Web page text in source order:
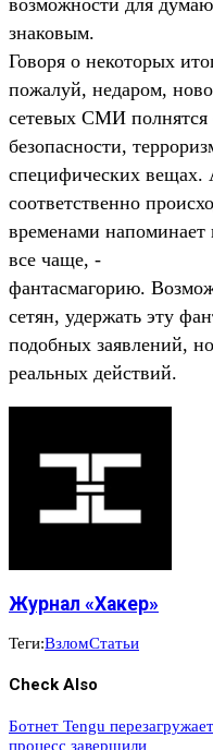
знаковым.
Говоря о некоторых
пожалуй, недаром,
сетевых СМИ
безопасности,
специфических вещах.
соответственно
временами
все чаще, -
фантасмагорию.
сетян, удержать эту
подобных заявлений,
реальных действий.
Журнал «Хакер»
Теги:ВзломСтатьи
Check Also
Ботнет Tengu
процесс завершили